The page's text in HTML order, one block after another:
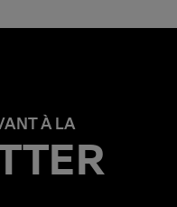
À LA